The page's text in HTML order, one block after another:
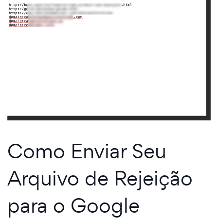
Como Enviar Seu
Arquivo de Rejeição
para o Google